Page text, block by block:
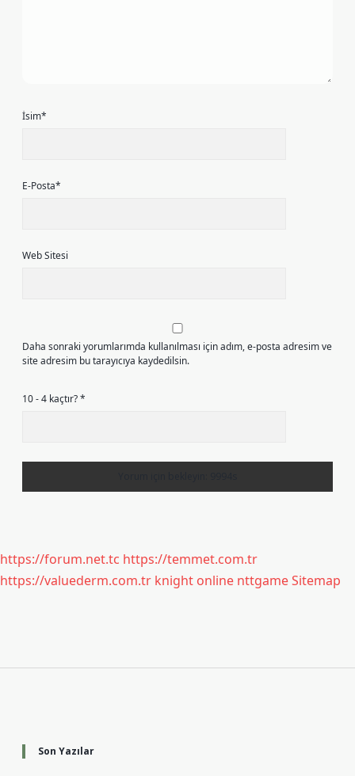
İsim*
E-Posta*
Web Sitesi
Daha sonraki yorumlarımda kullanılması için adım, e-posta adresim ve
site adresim bu tarayıcıya kaydedilsin.
10 - 4 kaçtır?*
https://forum.net.tc https://temmet.com.tr
https://valuederm.com.tr knight online nttgameSitemap
Son Yazılar